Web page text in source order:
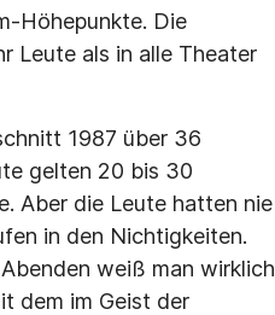
Höhepunkte. Die
Leute als in alle Theater
1987 über 36
gelten 20 bis 30
Aber die Leute hatten nie
in den Nichtigkeiten.
weiß man wirklich
dem im Geist der